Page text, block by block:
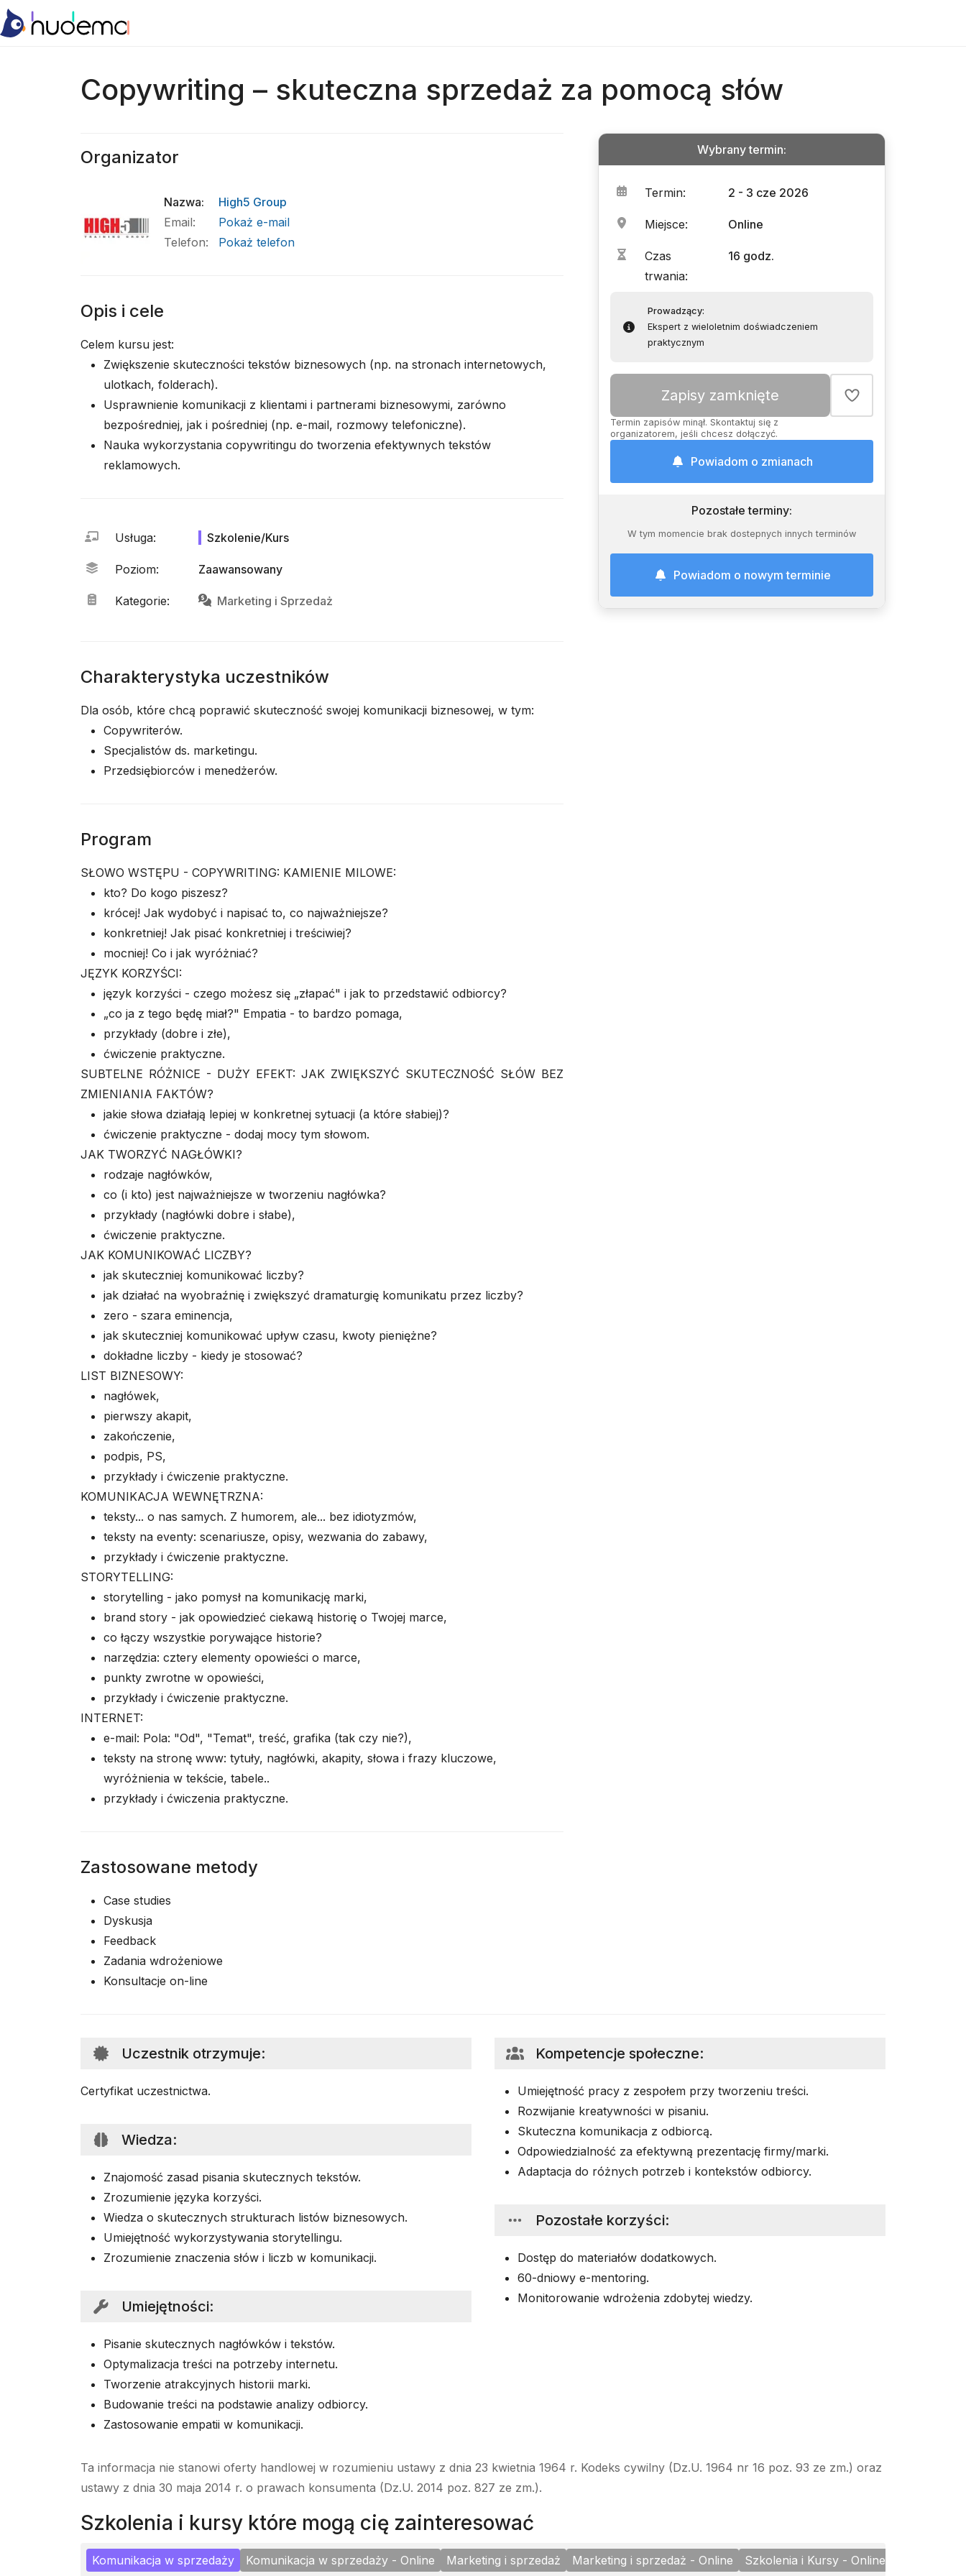
Copywriting – skuteczna sprzedaż za pomocą słów
Wybrany termin:
Termin: 2 - 3 cze 2026
Miejsce: Online
Czas
trwania:
16 godz.
Prowadzący:
Ekspert z wieloletnim doświadczeniem
praktycznym
Zapisy zamknięte
Termin zapisów minął. Skontaktuj się z
organizatorem, jeśli chcesz dołączyć.
Powiadom o zmianach
Pozostałe terminy:
W tym momencie brak dostepnych innych terminów
Powiadom o nowym terminie
Organizator
Nazwa:
High5 Group
Email:
Pokaż e-mail
Telefon: Pokaż telefon
Opis i cele
Celem kursu jest:
Zwiększenie skuteczności tekstów biznesowych (np. na stronach internetowych,
ulotkach, folderach).
Usprawnienie komunikacji z klientami i partnerami biznesowymi, zarówno
bezpośredniej, jak i pośredniej (np. e-mail, rozmowy telefoniczne).
Nauka wykorzystania copywritingu do tworzenia efektywnych tekstów
reklamowych.
Usługa: Szkolenie/Kurs
Poziom: Zaawansowany
Kategorie: Marketing i Sprzedaż
Charakterystyka uczestników
Dla osób, które chcą poprawić skuteczność swojej komunikacji biznesowej, w tym:
Copywriterów.
Specjalistów ds. marketingu.
Przedsiębiorców i menedżerów.
Program
SŁOWO WSTĘPU - COPYWRITING: KAMIENIE MILOWE:
kto? Do kogo piszesz?
krócej! Jak wydobyć i napisać to, co najważniejsze?
konkretniej! Jak pisać konkretniej i treściwiej?
mocniej! Co i jak wyróżniać?
JĘZYK KORZYŚCI:
język korzyści - czego możesz się „złapać" i jak to przedstawić odbiorcy?
„co ja z tego będę miał?" Empatia - to bardzo pomaga,
przykłady (dobre i złe),
ćwiczenie praktyczne.
SUBTELNE RÓŻNICE - DUŻY EFEKT: JAK ZWIĘKSZYĆ SKUTECZNOŚĆ SŁÓW BEZ
ZMIENIANIA FAKTÓW?
jakie słowa działają lepiej w konkretnej sytuacji (a które słabiej)?
ćwiczenie praktyczne - dodaj mocy tym słowom.
JAK TWORZYĆ NAGŁÓWKI?
rodzaje nagłówków,
co (i kto) jest najważniejsze w tworzeniu nagłówka?
przykłady (nagłówki dobre i słabe),
ćwiczenie praktyczne.
JAK KOMUNIKOWAĆ LICZBY?
jak skuteczniej komunikować liczby?
jak działać na wyobraźnię i zwiększyć dramaturgię komunikatu przez liczby?
zero - szara eminencja,
jak skuteczniej komunikować upływ czasu, kwoty pieniężne?
dokładne liczby - kiedy je stosować?
LIST BIZNESOWY:
nagłówek,
pierwszy akapit,
zakończenie,
podpis, PS,
przykłady i ćwiczenie praktyczne.
KOMUNIKACJA WEWNĘTRZNA:
teksty... o nas samych. Z humorem, ale... bez idiotyzmów,
teksty na eventy: scenariusze, opisy, wezwania do zabawy,
przykłady i ćwiczenie praktyczne.
STORYTELLING:
storytelling - jako pomysł na komunikację marki,
brand story - jak opowiedzieć ciekawą historię o Twojej marce,
co łączy wszystkie porywające historie?
narzędzia: cztery elementy opowieści o marce,
punkty zwrotne w opowieści,
przykłady i ćwiczenie praktyczne.
INTERNET:
e-mail: Pola: "Od", "Temat", treść, grafika (tak czy nie?),
teksty na stronę www: tytuły, nagłówki, akapity, słowa i frazy kluczowe,
wyróżnienia w tekście, tabele..
przykłady i ćwiczenia praktyczne.
Zastosowane metody
Case studies
Dyskusja
Feedback
Zadania wdrożeniowe
Konsultacje on-line
Uczestnik otrzymuje:
Certyfikat uczestnictwa.
Wiedza:
Znajomość zasad pisania skutecznych tekstów.
Zrozumienie języka korzyści.
Wiedza o skutecznych strukturach listów biznesowych.
Umiejętność wykorzystywania storytellingu.
Zrozumienie znaczenia słów i liczb w komunikacji.
Umiejętności:
Pisanie skutecznych nagłówków i tekstów.
Optymalizacja treści na potrzeby internetu.
Tworzenie atrakcyjnych historii marki.
Budowanie treści na podstawie analizy odbiorcy.
Zastosowanie empatii w komunikacji.
Kompetencje społeczne:
Umiejętność pracy z zespołem przy tworzeniu treści.
Rozwijanie kreatywności w pisaniu.
Skuteczna komunikacja z odbiorcą.
Odpowiedzialność za efektywną prezentację firmy/marki.
Adaptacja do różnych potrzeb i kontekstów odbiorcy.
Pozostałe korzyści:
Dostęp do materiałów dodatkowych.
60-dniowy e-mentoring.
Monitorowanie wdrożenia zdobytej wiedzy.
Ta informacja nie stanowi oferty handlowej w rozumieniu ustawy z dnia 23 kwietnia 1964 r. Kodeks cywilny (Dz.U. 1964 nr 16 poz. 93 ze zm.) oraz
ustawy z dnia 30 maja 2014 r. o prawach konsumenta (Dz.U. 2014 poz. 827 ze zm.).
szkolenia i kursy które mogą cię zainteresować
Komunikacja w sprzedaży Komunikacja w sprzedaży - Online Marketing i sprzedaż Marketing i sprzedaż - Online Szkolenia i Kursy - Online